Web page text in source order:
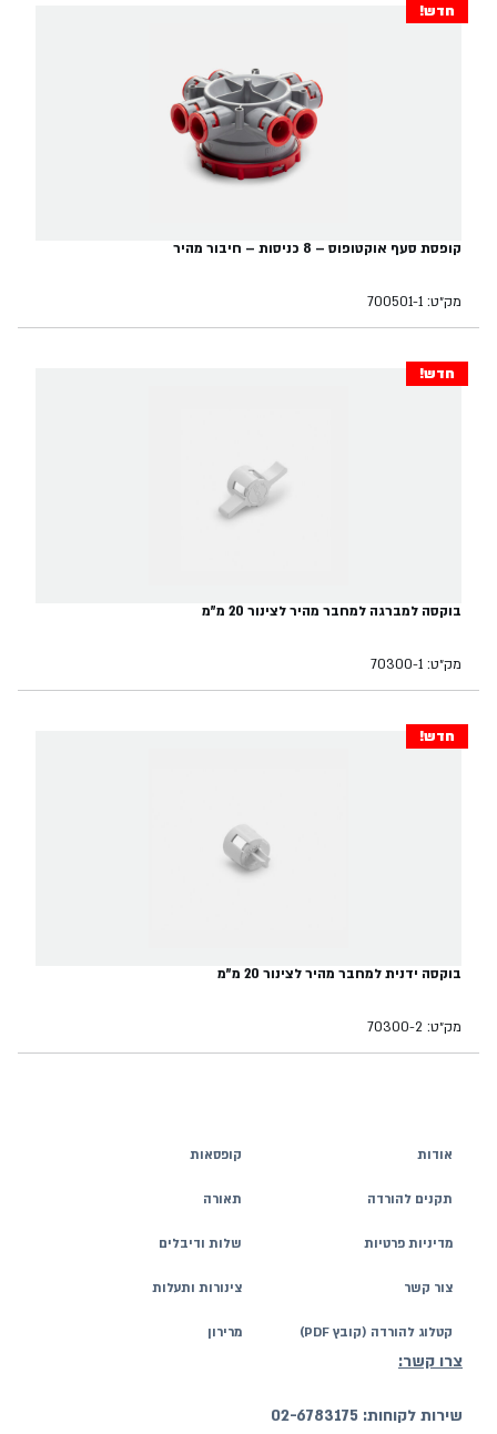
חדש!
קופסת סעף אוקטופוס – 8 כניסות – חיבור מהיר
מק״ט: 700501-1
חדש!
בוקסה למברגה למחבר מהיר לצינור 20 מ"מ
מק״ט: 70300-1
חדש!
בוקסה ידנית למחבר מהיר לצינור 20 מ"מ
מק״ט: 70300-2
צרו קשר:
שירות לקוחות: 02-6783175
אודות
תקנים להורדה
מדיניות פרטיות
צור קשר
קטלוג להורדה (קובץ PDF)
קופסאות
תאורה
שלות ודיבלים
צינורות ותעלות
מרירון